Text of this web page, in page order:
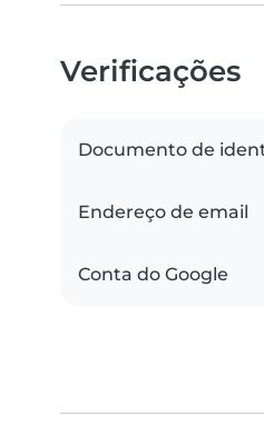
Verificações
Documento de
Endereço de email
Conta do Google